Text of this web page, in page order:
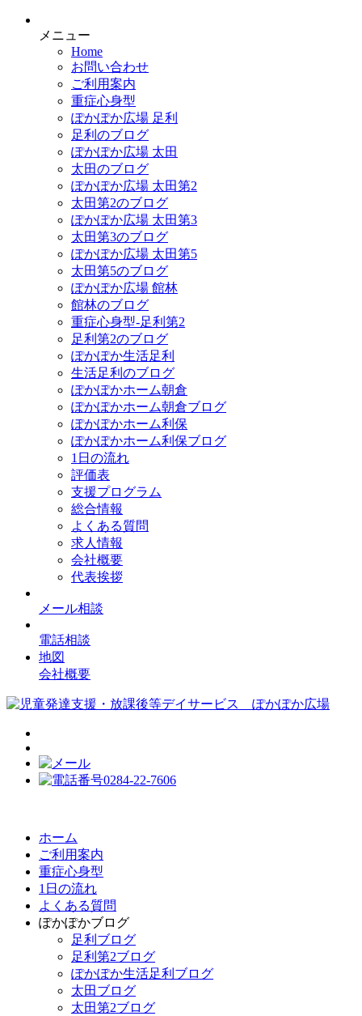
メニュー
Home
お問い合わせ
ご利用案内
重症心身型
ぽかぽか広場 足利
足利のブログ
ぽかぽか広場 太田
太田のブログ
ぽかぽか広場 太田第2
太田第2のブログ
ぽかぽか広場 太田第3
太田第3のブログ
ぽかぽか広場 太田第5
太田第5のブログ
ぽかぽか広場 館林
館林のブログ
重症心身型-足利第2
足利第2のブログ
ぽかぽか生活足利
生活足利のブログ
ぽかぽかホーム朝倉
ぽかぽかホーム朝倉ブログ
ぽかぽかホーム利保
ぽかぽかホーム利保ブログ
1日の流れ
評価表
支援プログラム
総合情報
よくある質問
求人情報
会社概要
代表挨拶
メール相談
電話相談
地図
会社概要
ホーム
ご利用案内
重症心身型
1日の流れ
よくある質問
ぽかぽかブログ
足利ブログ
足利第2ブログ
ぽかぽか生活足利ブログ
太田ブログ
太田第2ブログ